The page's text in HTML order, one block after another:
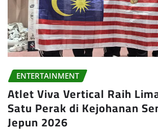
ENTERTAINMENT
Atlet Viva Vertical Raih
Satu Perak di Kejohanan
Jepun 2026